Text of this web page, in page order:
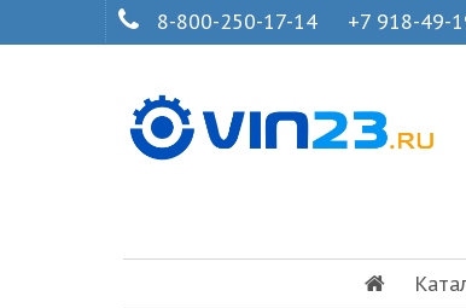
8-800-250-17-14 +7 918-49-